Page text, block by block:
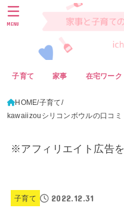
子育て 家事 在宅ワーク
MENU
HOME 子育て
kawaiizouシリコンボウルの口コ
※アフィリエイト広告
子育て 2022.12.31